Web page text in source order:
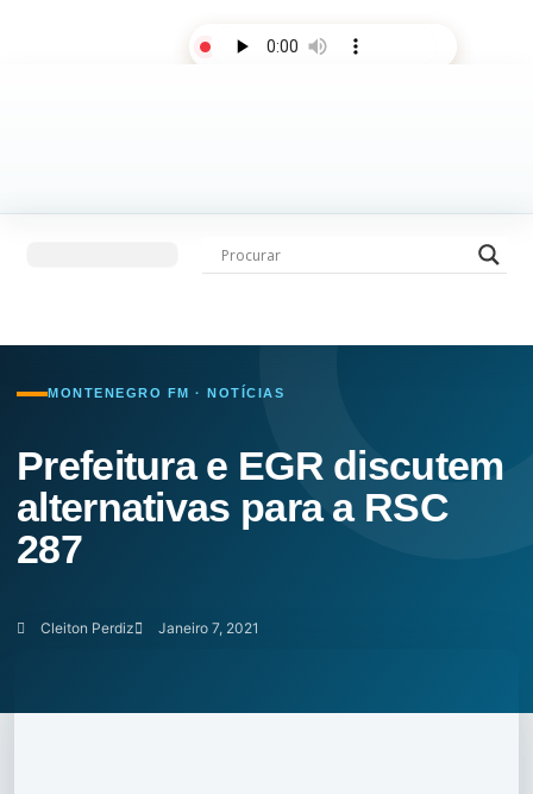
MONTENEGRO FM · NOTÍCIAS
Prefeitura e EGR discutem
alternativas para a RSC
287
Cleiton Perdiz Janeiro 7, 2021